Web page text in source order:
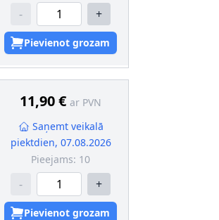
- +
Pievienot grozam
11,90 € ar PVN
Saņemt veikalā
piektdien, 07.08.2026
Pieejams: 10
- +
Pievienot grozam